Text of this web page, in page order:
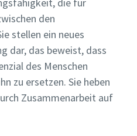
den
stellen ein neues
dar, das beweist, dass
des Menschen
zu ersetzen. Sie heben
Zusammenarbeit auf